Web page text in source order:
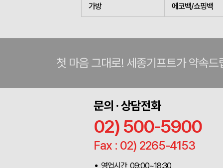
가방 에코백/쇼핑백
첫 마음 그대로! 세종기프트가 약속드
문의 · 상담전화
02) 500-5900
Fax : 02) 2265-4153
영업시간 09:00~18:30